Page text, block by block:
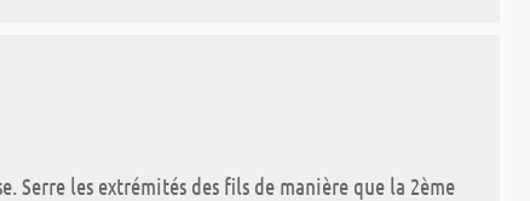
Serre les extrémités des fils de manière que la 2ème